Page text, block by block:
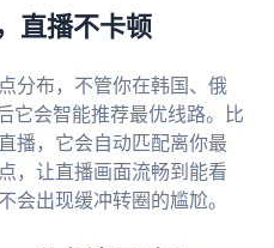
直播不卡顿
分布，不管你在韩国、俄
它会智能推荐最优线路。比
播，它会自动匹配离你最
，让直播画面流畅到能看
会出现缓冲转圈的尴尬。